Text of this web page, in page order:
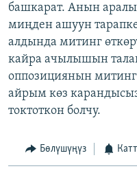
ЭЕ/АРнун бардык
башкарат. Анын
миңден ашуун
алдында митинг
кайра ачылышын
оппозициянын
айрым көз
токтоткон болчу.
Бөлүшүңүз